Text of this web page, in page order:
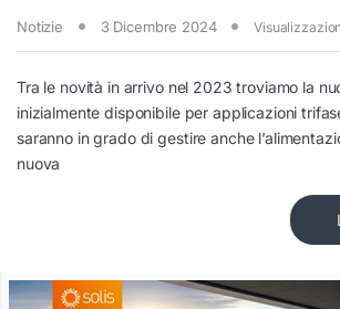
Notizie 3 Dicembre 2024
Tra le novità in arrivo nel 2023 troviamo la
inizialmente disponibile per applicazioni
saranno in grado di gestire anche
nuova